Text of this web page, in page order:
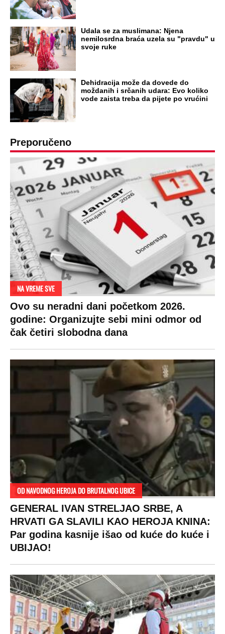
Udala se za muslimana: Njena
nemilosrdna braća uzela su "pravdu" u
svoje ruke
Dehidracija može da dovede do
moždanih i srčanih udara: Evo koliko
vode zaista treba da pijete po vrućini
Preporučeno
NA VREME SVE
Ovo su neradni dani početkom 2026.
godine: Organizujte sebi mini odmor od
čak četiri slobodna dana
OD NAVODNOG HEROJA DO BRUTALNOG UBICE
GENERAL IVAN STRELJAO SRBE, A
HRVATI GA SLAVILI KAO HEROJA KNINA:
Par godina kasnije išao od kuće do kuće i
UBIJAO!